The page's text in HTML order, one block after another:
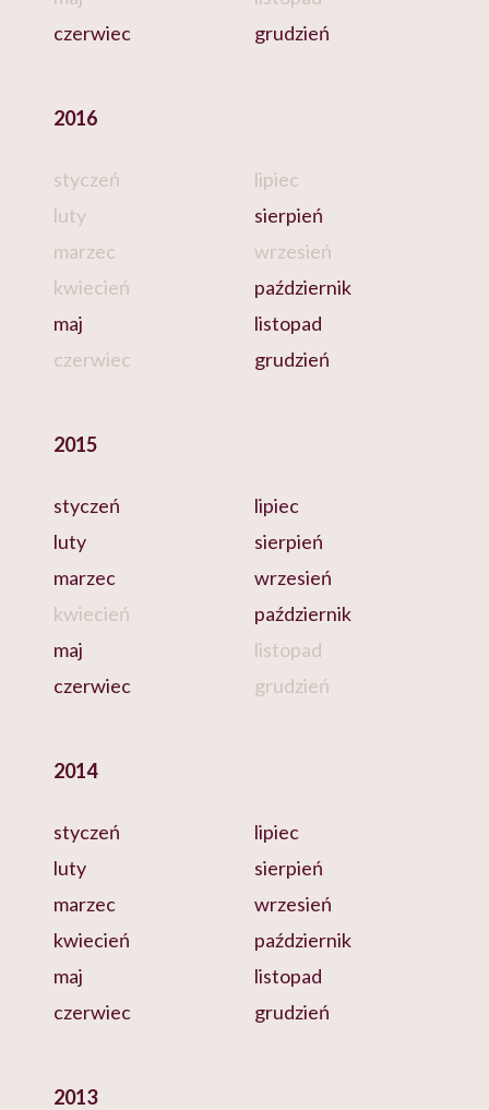
czerwiec
grudzień
2016
styczeń
luty
marzec
kwiecień
maj
czerwiec
lipiec
sierpień
wrzesień
październik
listopad
grudzień
2015
styczeń
luty
marzec
kwiecień
maj
czerwiec
lipiec
sierpień
wrzesień
październik
listopad
grudzień
2014
styczeń
luty
marzec
kwiecień
maj
czerwiec
lipiec
sierpień
wrzesień
październik
listopad
grudzień
2013